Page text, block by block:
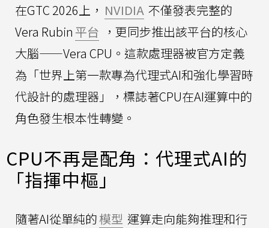
在GTC 2026上， NVIDIA 不僅發表完整的
Vera Rubin 平台 ，更同步推出該平台的核心
大腦——Vera CPU。這款處理器被官方定義
為「世界上第一款專為代理式AI和強化學習時
代設計的處理器」，標誌著CPU在AI運算中的
角色發生根本性轉變。
CPU不再是配角：代理式AI的
「指揮中樞」
隨著AI從單純的模型 運算走向能夠推理和行